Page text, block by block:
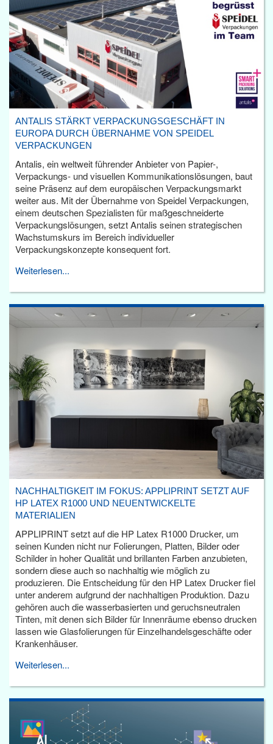
ANTALIS STÄRKT VERPACKUNGSGESCHÄFT IN
EUROPA DURCH ÜBERNAHME VON SPEIDEL
VERPACKUNGEN
Antalis, ein weltweit führender Anbieter von Papier-,
Verpackungs- und visuellen Kommunikationslösungen, baut
seine Präsenz auf dem europäischen Verpackungsmarkt
weiter aus. Mit der Übernahme von Speidel Verpackungen,
einem deutschen Spezialisten für maßgeschneiderte
Verpackungslösungen, setzt Antalis seinen strategischen
Wachstumskurs im Bereich individueller
Verpackungskonzepte konsequent fort.
Weiterlesen...
NACHHALTIGKEIT IM FOKUS: APPLIPRINT SETZT AUF
HP LATEX R1000 UND NEUENTWICKELTE
MATERIALIEN
APPLIPRINT setzt auf die HP Latex R1000 Drucker, um
seinen Kunden nicht nur Folierungen, Platten, Bilder oder
Schilder in hoher Qualität und brillanten Farben anzubieten,
sondern diese auch so nachhaltig wie möglich zu
produzieren. Die Entscheidung für den HP Latex Drucker fiel
unter anderem aufgrund der nachhaltigen Produktion. Dazu
gehören auch die wasserbasierten und geruchsneutralen
Tinten, mit denen sich Bilder für Innenräume ebenso drucken
lassen wie Glasfolierungen für Einzelhandelsgeschäfte oder
Krankenhäuser.
Weiterlesen...